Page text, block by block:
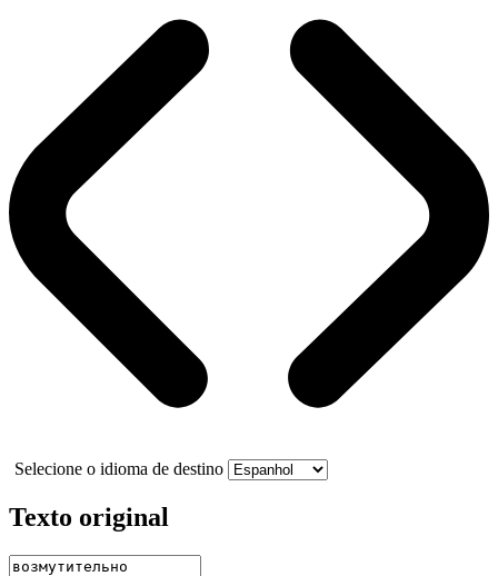
Selecione o idioma de destino
Texto original